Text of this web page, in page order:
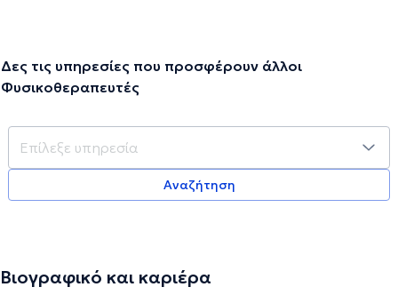
Δες τις υπηρεσίες που προσφέρουν άλλοι
Φυσικοθεραπευτές
Αναζήτηση
Βιογραφικό και καριέρα